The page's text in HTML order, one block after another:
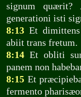
signum
generationi isti
8:13 Et
abiit trans fretum.
8:14 Et obliti
panem non
8:15 Et
fermento